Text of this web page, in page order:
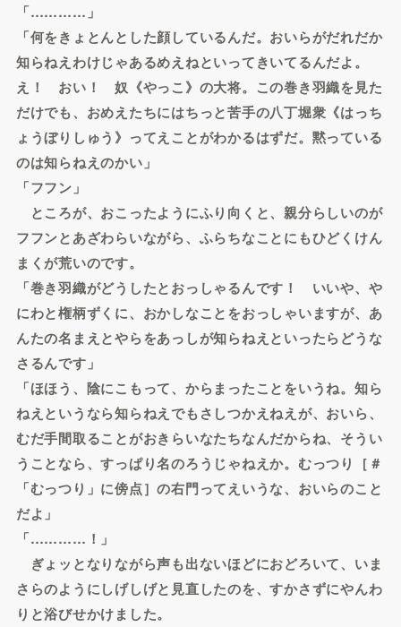
「…………」
「何をきょとんとした顔しているんだ。おいらがだれだか
知らねえわけじゃあるめえねといってきいてるんだよ。
え！ おい！ 奴《やっこ》の大将。この巻き羽織を見た
だけでも、おめえたちにはちっと苦手の八丁堀衆《はっち
ょうぼりしゅう》ってえことがわかるはずだ。黙っている
のは知らねえのかい」
「フフン」
ところが、おこったようにふり向くと、親分らしいのが
フフンとあざわらいながら、ふらちなことにもひどくけん
まくが荒いのです。
「巻き羽織がどうしたとおっしゃるんです！ いいや、や
にわと権柄ずくに、おかしなことをおっしゃいますが、あ
んたの名まえとやらをあっしが知らねえといったらどうな
さるんです」
「ほほう、陰にこもって、からまったことをいうね。知ら
ねえというなら知らねえでもさしつかえねえが、おいら、
むだ手間取ることがおきらいなたちなんだからね、そうい
うことなら、すっぱり名のろうじゃねえか。むっつり［＃
「むっつり」に傍点］の右門ってえいうな、おいらのこと
だよ」
「…………！」
ぎょッとなりながら声も出ないほどにおどろいて、いま
さらのようにしげしげと見直したのを、すかさずにやんわ
りと浴びせかけました。